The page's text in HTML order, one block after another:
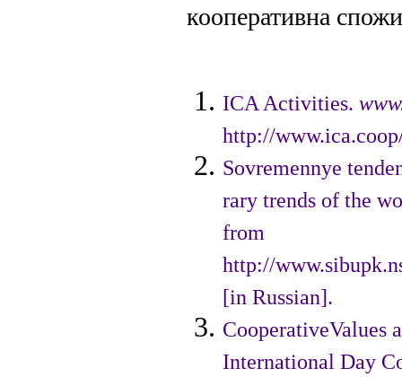
кооперативна
ICA Activities.
http://
Sovremennye
rary trends of the
from
http://
[in Russian].
CooperativeValues
International Day